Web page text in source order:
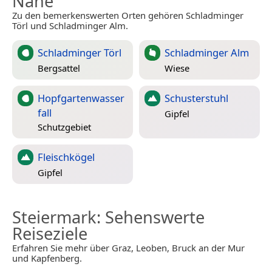
Zu den bemerkenswerten Orten gehören Schladminger
Törl und Schladminger Alm.
Schladminger Törl
Bergsattel
Schladminger Alm
Wiese
Hopfgartenwasser
fall
Schutzgebiet
Schusterstuhl
Gipfel
Fleischkögel
Gipfel
Steiermark: Sehenswerte
Reiseziele
Erfahren Sie mehr über Graz, Leoben, Bruck an der Mur
und Kapfenberg.